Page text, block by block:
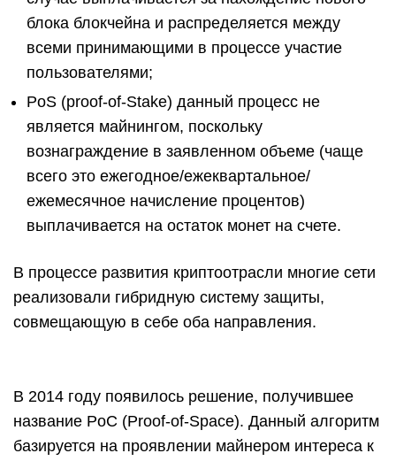
блока блокчейна и распределяется между
всеми принимающими в процессе участие
пользователями;
PoS (proof-of-Stake) данный процесс не
является майнингом, поскольку
вознаграждение в заявленном объеме (чаще
всего это ежегодное/ежеквартальное/
ежемесячное начисление процентов)
выплачивается на остаток монет на счете.
В процессе развития криптоотрасли многие сети
реализовали гибридную систему защиты,
совмещающую в себе оба направления.
В 2014 году появилось решение, получившее
название PoC (Proof-of-Space). Данный алгоритм
базируется на проявлении майнером интереса к